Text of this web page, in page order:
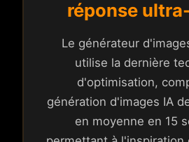
réponse
Le générateur
utilise la dernière
d'optimisation,
génération d'images IA
en moyenne en 15